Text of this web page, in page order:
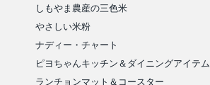
しもやま農産の三色米
やさしい米粉
ナディー・チャート
ピヨちゃんキッチン＆ダイニングアイテム
ランチョンマット＆コースター